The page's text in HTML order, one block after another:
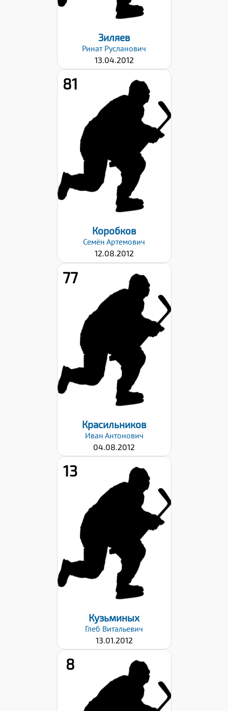
Зиляев
Ринат Русланович
13.04.2012
81
Рост:
Левый
Дата заявки:
06.09.2024
Коробков
Семён Артемович
12.08.2012
77
Рост:
Левый
Дата заявки:
06.09.2024
Красильников
Иван Антонович
04.08.2012
13
Рост:
Правый
Дата заявки:
06.09.2024
Кузьминых
Глеб Витальевич
13.01.2012
8
Рост: